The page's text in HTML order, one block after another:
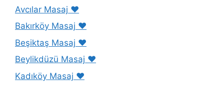
Avcılar Masaj ❤️
Bakırköy Masaj ❤️
Beşiktaş Masaj ❤️
Beylikdüzü Masaj ❤️
Kadıköy Masaj ❤️